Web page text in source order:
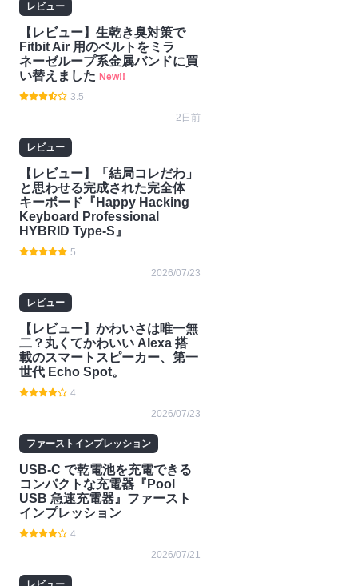
レビュー
【レビュー】生乾き臭対策で
Fitbit Air 用のベルトをミラ
ネーゼループ系金属バンドに買
い替えました New!!
3.5
2日前
レビュー
【レビュー】「結局コレだわ」
と思わせる完成された完全体
キーボード『Happy Hacking
Keyboard Professional
HYBRID Type-S』
5
2026/07/23
レビュー
【レビュー】かわいさは唯一無
二？丸くてかわいい Alexa 搭
載のスマートスピーカー、第一
世代 Echo Spot。
4
2026/07/23
ファーストインプレッション
USB-C で乾電池を充電できる
コンパクトな充電器『Pool
USB 急速充電器』ファースト
インプレッション
4
2026/07/21